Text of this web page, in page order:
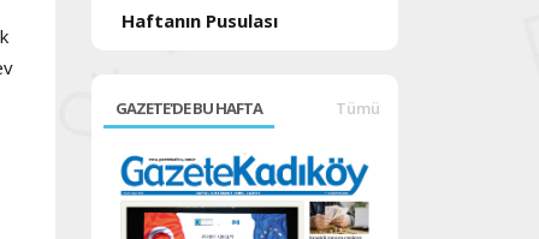
Haftanın Pusulası
GAZETE'DE BU HAFTA Tümü